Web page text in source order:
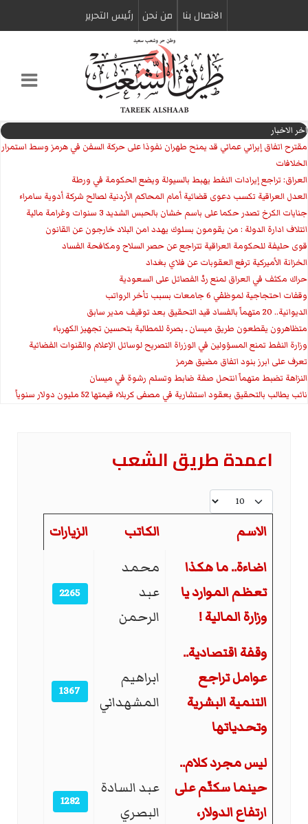
الاتصال بنا من نحن رئیس التحریر
اخر الاخبار
مقترح اتفاق إيراني عماني قد يمنح طهران نفوذا على حركة السفن في هرمز وسط استمرار
الخلافات
العراق: تراجع إيرادات النفط يهبط بالسيولة ويضع الحكومة في ورطة
العدل العراقية تكسب دعوى قضائية أمام المحاكم الأردنية لصالح شركة أدوية سامراء
جنايات الكرخ تصدر حكما على باسم خشان بالحبس الشديد 3 سنوات وغرامة مالية
ائتلاف ادارة الدولة : من يقومون بسلوك يهدد امن البلاد خارجون عن القانون
قوى حليفة للحكومة العراقية تتراجع عن حصر السلاح ومكافحة الفساد
الخزانة الأميركية ترفع العقوبات عن فلاي بغداد
حراك مكثف في العراق لمنع ردّ الفصائل على السعودية
وقفات احتجاجية لموظفي 6 جامعات بسبب تأخر الرواتب
الديوانية.. 20 متهماً بالفساد قيد التحقيق بعد توقيف مدير سابق
متظاهرون يقطعون طريق ميسان ـ بصرة للمطالبة بتحسين تجهيز الكهرباء
وزارة النفط تمنع المسؤولين في الوزراة التصريح لوسائل الإعلام والقنوات الفضائية
تعرف على ابرز بنود اتفاق مضيق هرمز
النزاهة تضبط متهماً انتحل صفة ضابط وتسلم رشوة في ميسان
نائب يطالب بالتحقيق بعقود استشارية في مصفى كربلاء قيمتها 52 مليون دولار سنوياً
اعمدة طريق الشعب
عدد الإظهارات:
المقالات
الاسم الكاتب
الزيارات
اضاءة.. ما هكذا
تعظم الموارد يا
وزارة المالية !
محمد
عبد
الرحمن
2265
وقفة اقتصادية..
عوامل تراجع
التنمية البشرية
وتحدياتها
ابراهيم
المشهداني
1367
ليس مجرد كلام..
حينما سكتّم على
ارتفاع الدولار،
عبد السادة
البصري
1282